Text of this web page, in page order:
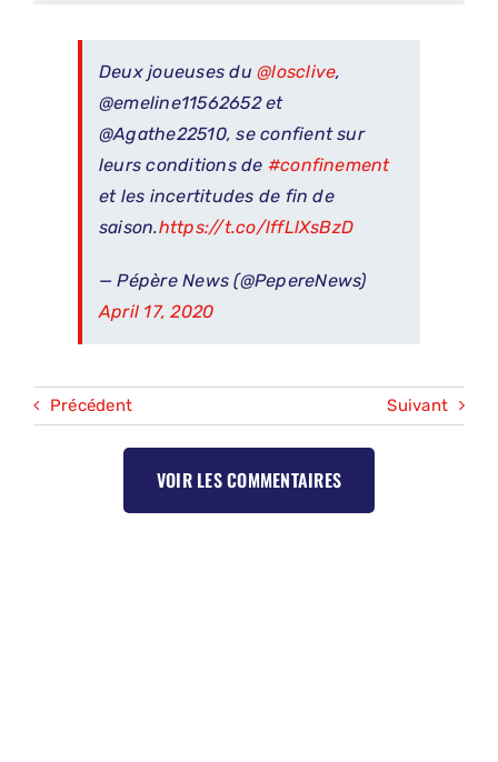
Deux joueuses du@losclive,
@emeline11562652 et
@Agathe22510, se confient sur
leurs conditions de #confinement
et les incertitudes de fin de
saison.https://t.co/lffLlXsBzD
— Pépère News (@PepereNews)
April 17, 2020
Précédent Suivant
VOIR LES COMMENTAIRES